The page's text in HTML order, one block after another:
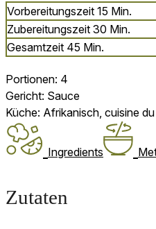
Vorbereitungszeit 15 Minuten
Min.
Zubereitungszeit 30 Minuten
Min.
Gesamtzeit 45 Minuten
Min.
Portionen: 4
Gericht: Sauce
Küche: Afrikanisch, cuisine
Ingredients
Zutaten